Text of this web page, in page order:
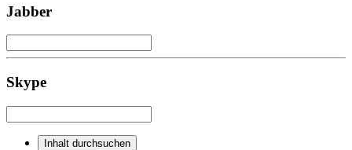
Jabber
Skype
Inhalt durchsuchen